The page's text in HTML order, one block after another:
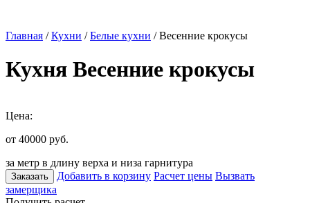
Главная /Кухни /Белые кухни / Весенние крокусы
Кухня Весенние крокусы
Цена:
от 40000 руб.
за метр в длину верха и низа гарнитура
Заказать Добавить в корзину Расчет цены Вызвать
замерщика